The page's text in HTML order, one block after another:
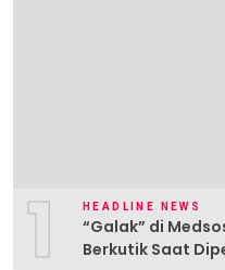
1 HEADLINE NEWS
“Galak” di
Berkutik Saat